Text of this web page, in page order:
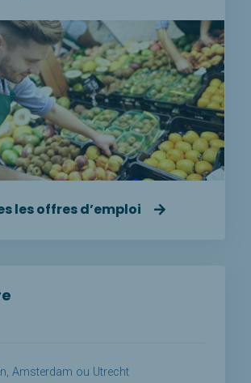
les offres d’emploi
Amsterdam ou Utrecht